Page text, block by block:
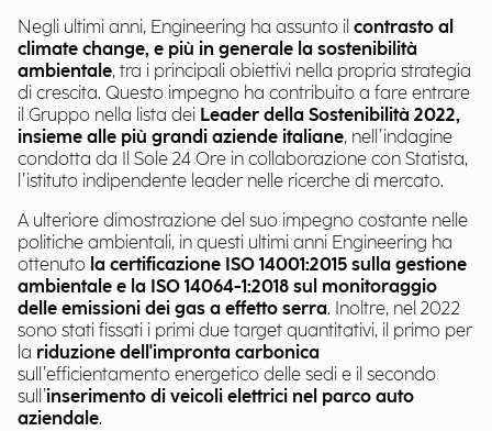
Negli ultimi anni, Engineering ha assunto il contrasto al
climate change, e più in generale la sostenibilità
ambientale, tra i principali obiettivi nella propria strategia
di crescita. Questo impegno ha contribuito a fare entrare
il Gruppo nella lista dei Leader della Sostenibilità 2022,
insieme alle più grandi aziende italiane, nell’indagine
condotta da Il Sole 24 Ore in collaborazione con Statista,
l’istituto indipendente leader nelle ricerche di mercato.
A ulteriore dimostrazione del suo impegno costante nelle
politiche ambientali, in questi ultimi anni Engineering ha
ottenuto la certificazione ISO 14001:2015 sulla gestione
ambientale e la ISO 14064-1:2018 sul monitoraggio
delle emissioni dei gas a effetto serra. Inoltre, nel 2022
sono stati fissati i primi due target quantitativi, il primo per
la riduzione dell'impronta carbonica
sull’efficientamento energetico delle sedi e il secondo
sull’inserimento di veicoli elettrici nel parco auto
aziendale.